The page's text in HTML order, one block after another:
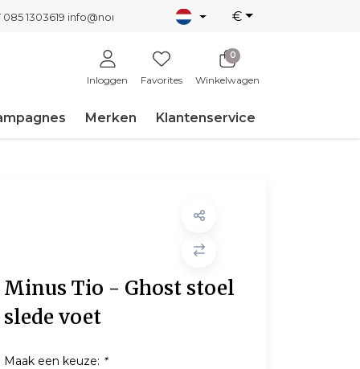
085 1303619 info@nordicnew.nl €
Inloggen Favorites
0
Winkelwagen
Merken Klantenservice
Minus Tio - Ghost stoel
slede voet
Maak een keuze: *